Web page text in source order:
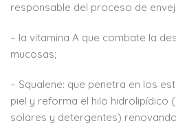
responsable del proceso de
– la vitamina A que combate la
mucosas;
– Squalene: que penetra en los
piel y reforma el hilo hidrolipídico
solares y detergentes)